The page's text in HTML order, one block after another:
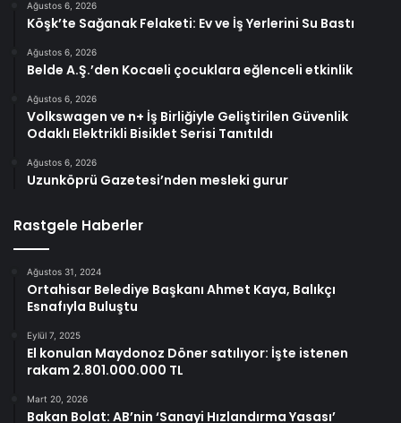
Ağustos 6, 2026
Köşk’te Sağanak Felaketi: Ev ve İş Yerlerini Su Bastı
Ağustos 6, 2026
Belde A.Ş.’den Kocaeli çocuklara eğlenceli etkinlik
Ağustos 6, 2026
Volkswagen ve n+ İş Birliğiyle Geliştirilen Güvenlik
Odaklı Elektrikli Bisiklet Serisi Tanıtıldı
Ağustos 6, 2026
Uzunköprü Gazetesi’nden mesleki gurur
Rastgele Haberler
Ağustos 31, 2024
Ortahisar Belediye Başkanı Ahmet Kaya, Balıkçı
Esnafıyla Buluştu
Eylül 7, 2025
El konulan Maydonoz Döner satılıyor: İşte istenen
rakam 2.801.000.000 TL
Mart 20, 2026
Bakan Bolat: AB’nin ‘Sanayi Hızlandırma Yasası’